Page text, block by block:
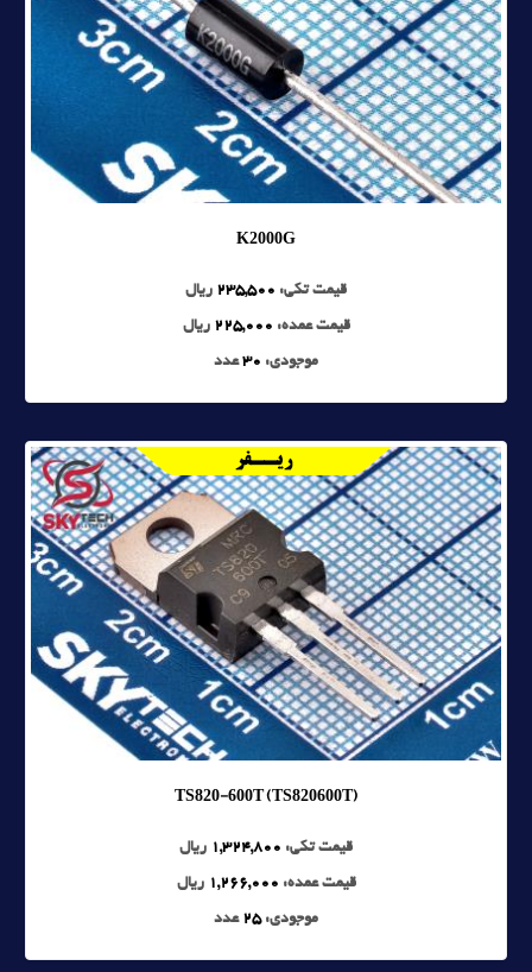
K2000G
قیمت تکی: 235,500 ریال
قیمت عمده: 225,000 ریال
موجودی: 30عدد
TS820-600T (TS820600T)
قیمت تکی: 1,324,800 ریال
قیمت عمده: 1,266,000 ریال
موجودی:25 عدد